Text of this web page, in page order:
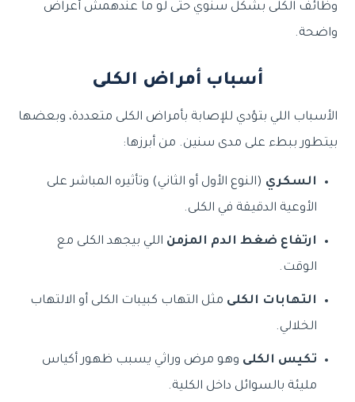
وظائف الكلى بشكل سنوي حتى لو ما عندهمش أعراض
واضحة.
أسباب أمراض الكلى
الأسباب اللي بتؤدي للإصابة بأمراض الكلى متعددة، وبعضها
بيتطور ببطء على مدى سنين. من أبرزها:
السكري (النوع الأول أو الثاني) وتأثيره المباشر على
الأوعية الدقيقة في الكلى.
ارتفاع ضغط الدم المزمن اللي بيجهد الكلى مع
الوقت.
التهابات الكلى مثل التهاب كبيبات الكلى أو الالتهاب
الخلالي.
تكيس الكلى وهو مرض وراثي يسبب ظهور أكياس
مليئة بالسوائل داخل الكلية.